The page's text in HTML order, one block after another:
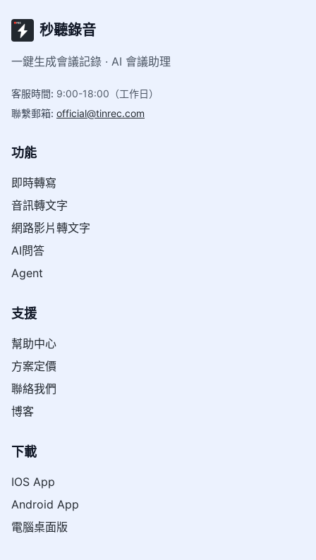
秒聽錄音
一鍵生成會議記錄 · AI 會議助理
客服時間: 9:00-18:00（工作日）
聯繫郵箱: official@tinrec.com
功能
即時轉寫
音訊轉文字
網路影片轉文字
AI問答
Agent
支援
幫助中心
方案定價
聯絡我們
博客
下載
IOS App
Android App
電腦桌面版